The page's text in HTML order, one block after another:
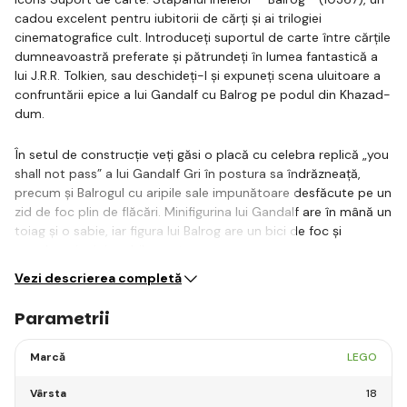
cadou excelent pentru iubitorii de cărți și ai trilogiei
cinematografice cult. Introduceți suportul de carte între cărțile
dumneavoastră preferate și pătrundeți în lumea fantastică a
lui J.R.R. Tolkien, sau deschideți-l și expuneți scena uluitoare a
confruntării epice a lui Gandalf cu Balrog pe podul din Khazad-
dum.
În setul de construcție veți găsi o placă cu celebra replică „you
shall not pass” a lui Gandalf Gri în postura sa îndrăzneață,
precum și Balrogul cu aripile sale impunătoare desfăcute pe un
zid de foc plin de flăcări. Minifigurina lui Gandalf are în mână un
toiag și o sabie, iar figura lui Balrog are un bici de foc și
Vezi descrierea completă
Parametrii
Marcă LEGO
Vârsta 18